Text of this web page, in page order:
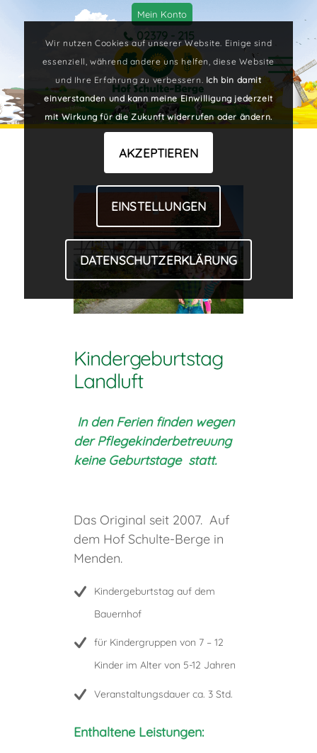
Mein Konto
02379 - 215
Kindergeburtstag
Landluft
In den Ferien finden wegen
der Pflegekinderbetreuung
keine Geburtstage statt.
Das Original seit 2007. Auf
dem Hof Schulte-Berge in
Menden.
Kindergeburtstag auf dem
Bauernhof
für Kindergruppen von 7 – 12
Kinder im Alter von 5-12 Jahren
Veranstaltungsdauer ca. 3 Std.
Enthaltene Leistungen:
Wir nutzen Cookies auf unserer Website. Einige sind
essenziell, während andere uns helfen, diese Website
und Ihre Erfahrung zu verbessern. Ich bin damit
einverstanden und kann meine Einwilligung jederzeit
mit Wirkung für die Zukunft widerrufen oder ändern.
AKZEPTIEREN
EINSTELLUNGEN
DATENSCHUTZERKLÄRUNG